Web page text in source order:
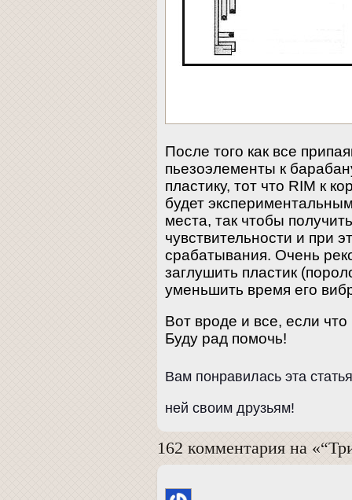
После того как все
пьезоэлементы к
пластику, тот что RIM к
будет
места, так чтобы
чувствительности и при
срабатывания. Очень
заглушить пластик
уменьшить время его
Вот вроде и все, если
Буду рад помочь!
Вам понравилась эта
ней своим друзьям!
162 комментария на